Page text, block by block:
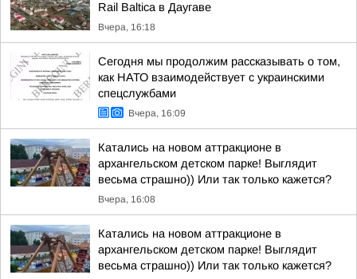
Rail Baltica в Даугаве
Вчера, 16:18
Сегодня мы продолжим рассказывать о том,
как НАТО взаимодействует с украинскими
спецслужбами
Вчера, 16:09
Катались на новом аттракционе в
архангельском детском парке! Выглядит
весьма страшно)) Или так только кажется?
Вчера, 16:08
Катались на новом аттракционе в
архангельском детском парке! Выглядит
весьма страшно)) Или так только кажется?